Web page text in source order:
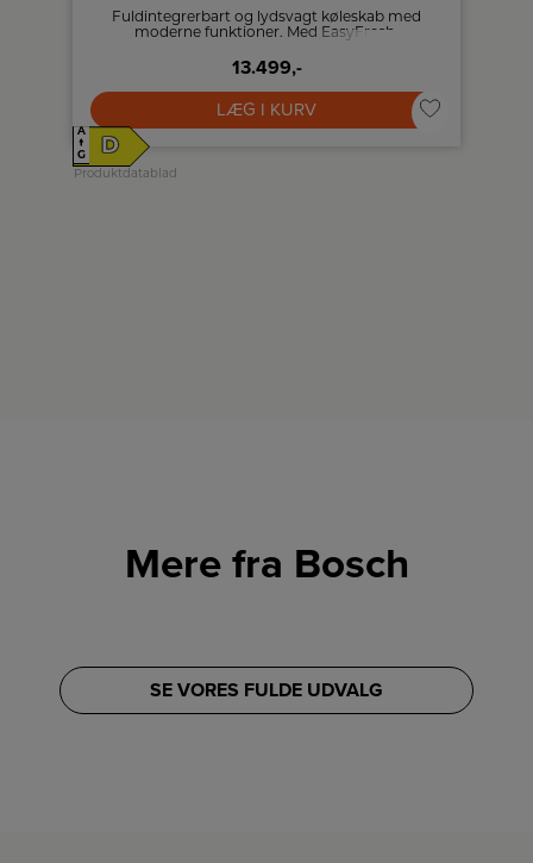
A
↑
G
D
Produktdatablad
Fuldintegrerbart og lydsvagt køleskab med
moderne funktioner. Med EasyFresh,
kombinerer det praktisk anvendelighed med
avanceret teknologi og høj brugervenlighed.
13.499,-
LÆG I KURV
Mere fra Bosch
SE VORES FULDE UDVALG